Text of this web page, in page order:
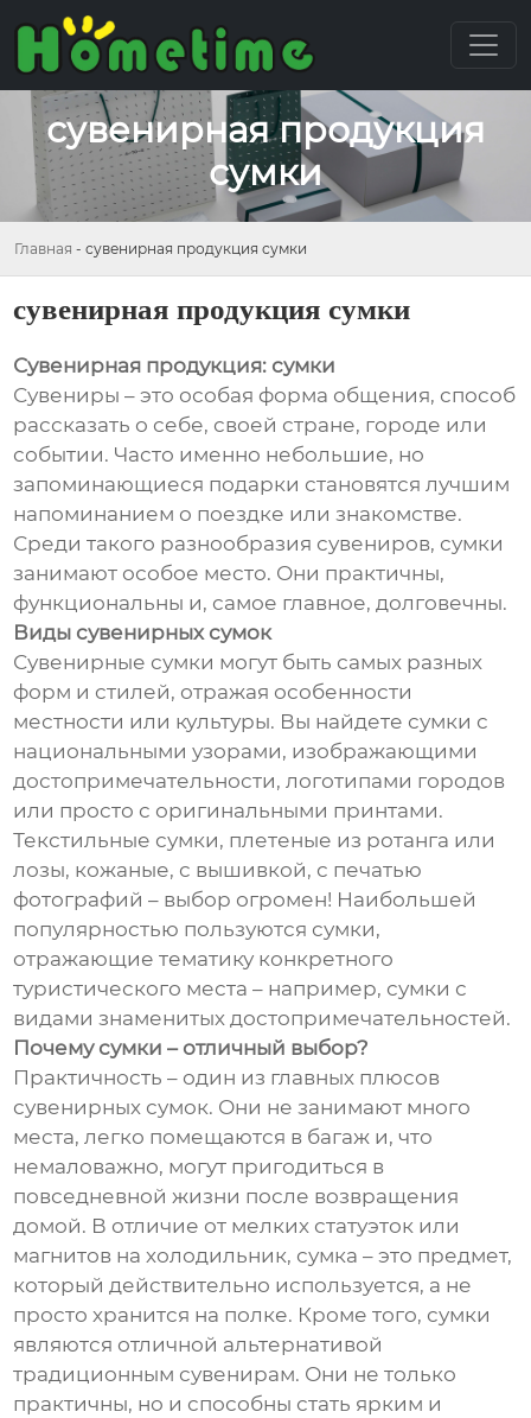
сувенирная продукция
сумки
Главная - сувенирная продукция сумки
сувенирная продукция сумки
Сувенирная продукция: сумки
Сувениры – это особая форма общения, способ
рассказать о себе, своей стране, городе или
событии. Часто именно небольшие, но
запоминающиеся подарки становятся лучшим
напоминанием о поездке или знакомстве.
Среди такого разнообразия сувениров, сумки
занимают особое место. Они практичны,
функциональны и, самое главное, долговечны.
Виды сувенирных сумок
Сувенирные сумки могут быть самых разных
форм и стилей, отражая особенности
местности или культуры. Вы найдете сумки с
национальными узорами, изображающими
достопримечательности, логотипами городов
или просто с оригинальными принтами.
Текстильные сумки, плетеные из ротанга или
лозы, кожаные, с вышивкой, с печатью
фотографий – выбор огромен! Наибольшей
популярностью пользуются сумки,
отражающие тематику конкретного
туристического места – например, сумки с
видами знаменитых достопримечательностей.
Почему сумки – отличный выбор?
Практичность – один из главных плюсов
сувенирных сумок. Они не занимают много
места, легко помещаются в багаж и, что
немаловажно, могут пригодиться в
повседневной жизни после возвращения
домой. В отличие от мелких статуэток или
магнитов на холодильник, сумка – это предмет,
который действительно используется, а не
просто хранится на полке. Кроме того, сумки
являются отличной альтернативой
традиционным сувенирам. Они не только
практичны, но и способны стать ярким и